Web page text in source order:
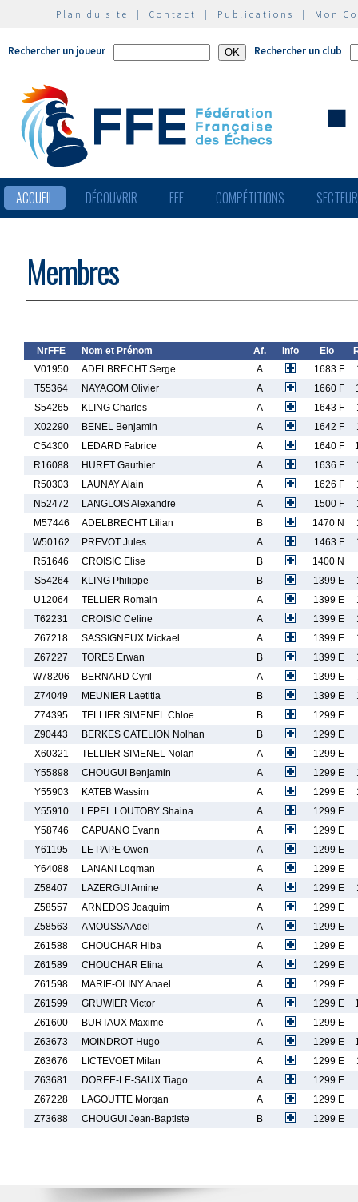
Plan du site | Contact | Publications | Mon
Rechercher un joueur Rechercher un club
ACCUEIL DÉCOUVRIR FFE COMPÉTITIONS
Membres
NrFFE Nom et Prénom Af. Info Elo
V01950
ADELBRECHT Serge A 1683 F
T55364
NAYAGOM Olivier A 1660 F
S54265
KLING Charles A 1643 F
X02290
BENEL Benjamin A 1642 F
C54300
LEDARD Fabrice A 1640 F
R16088
HURET Gauthier A 1636 F
R50303
LAUNAY Alain A 1626 F
N52472
LANGLOIS Alexandre A 1500 F
M57446
ADELBRECHT Lilian B 1470 N
W50162
PREVOT Jules A 1463 F
R51646
CROISIC Elise B
1400 N
S54264
KLING Philippe B 1399 E
U12064
TELLIER Romain A 1399 E
T62231
CROISIC Celine A 1399 E
Z67218
SASSIGNEUX Mickael A 1399 E
Z67227
TORES Erwan B 1399 E
W78206
BERNARD Cyril A 1399 E
Z74049
MEUNIER Laetitia B 1399 E
Z74395
TELLIER SIMENEL Chloe B
1299 E
Z90443
BERKES CATELION Nolhan B
1299 E
X60321
TELLIER SIMENEL Nolan A
1299 E
Y55898
CHOUGUI Benjamin A 1299 E
Y55903
KATEB Wassim A 1299 E
Y55910
LEPEL LOUTOBY Shaina A
1299 E
Y58746
CAPUANO Evann A
1299 E
Y61195
LE PAPE Owen A
1299 E
Y64088
LANANI Loqman A
1299 E
Z58407
LAZERGUI Amine A 1299 E
Z58557
ARNEDOS Joaquim A
1299 E
Z58563
AMOUSSA Adel A
1299 E
Z61588
CHOUCHAR Hiba A
1299 E
Z61589
CHOUCHAR Elina A
1299 E
Z61598
MARIE-OLINY Anael A
1299 E
Z61599
GRUWIER Victor A 1299 E
Z61600
BURTAUX Maxime A
1299 E
Z63673
MOINDROT Hugo A 1299 E
Z63676
LICTEVOET Milan A 1299 E
Z63681
DOREE-LE-SAUX Tiago A
1299 E
Z67228
LAGOUTTE Morgan A
1299 E
Z73688
CHOUGUI Jean-Baptiste B 1299 E